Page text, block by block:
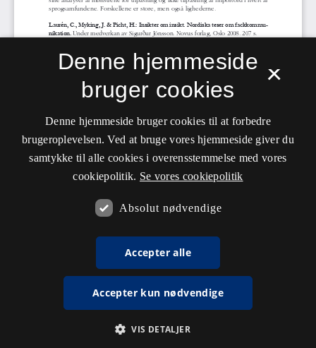
×
Denne hjemmeside
bruger cookies
Denne hjemmeside bruger cookies til at forbedre
brugeroplevelsen. Ved at bruge vores hjemmeside giver du
samtykke til alle cookies i overensstemmelse med vores
cookiepolitik. Se vores cookiepolitik
Absolut nødvendige
Accepter alle
Accepter kun nødvendige
VIS DETALJER